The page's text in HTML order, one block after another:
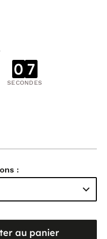
0 6
SECONDES
:
au panier